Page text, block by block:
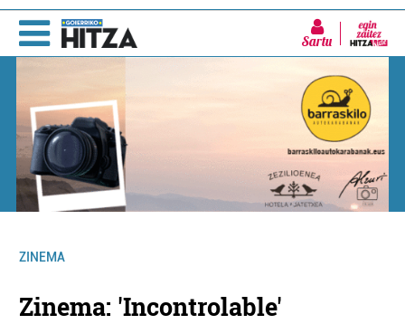
Sartu
ZINEMA
Zinema: 'Incontrolable'